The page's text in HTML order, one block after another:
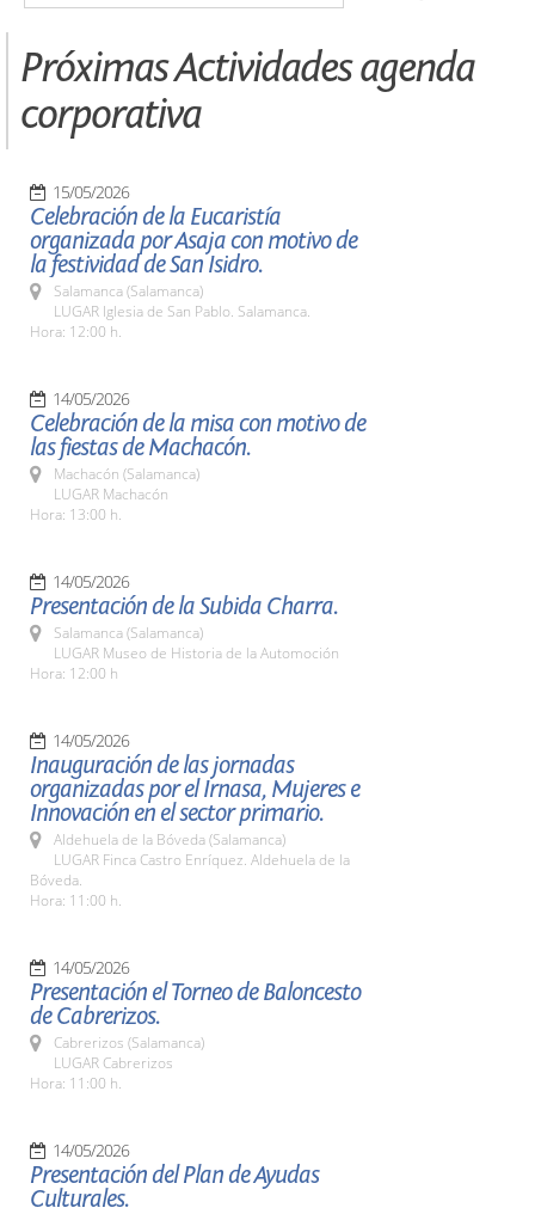
Próximas Actividades agenda
corporativa
15/05/2026
Celebración de la Eucaristía
organizada por Asaja con motivo de
la festividad de San Isidro.
Salamanca (Salamanca)
LUGAR Iglesia de San Pablo. Salamanca.
Hora: 12:00 h.
14/05/2026
Celebración de la misa con motivo de
las fiestas de Machacón.
Machacón (Salamanca)
LUGAR Machacón
Hora: 13:00 h.
14/05/2026
Presentación de la Subida Charra.
Salamanca (Salamanca)
LUGAR Museo de Historia de la Automoción
Hora: 12:00 h
14/05/2026
Inauguración de las jornadas
organizadas por el Irnasa, Mujeres e
Innovación en el sector primario.
Aldehuela de la Bóveda (Salamanca)
LUGAR Finca Castro Enríquez. Aldehuela de la
Bóveda.
Hora: 11:00 h.
14/05/2026
Presentación el Torneo de Baloncesto
de Cabrerizos.
Cabrerizos (Salamanca)
LUGAR Cabrerizos
Hora: 11:00 h.
14/05/2026
Presentación del Plan de Ayudas
Culturales.